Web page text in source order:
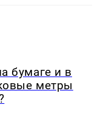
бумаге и в
метры